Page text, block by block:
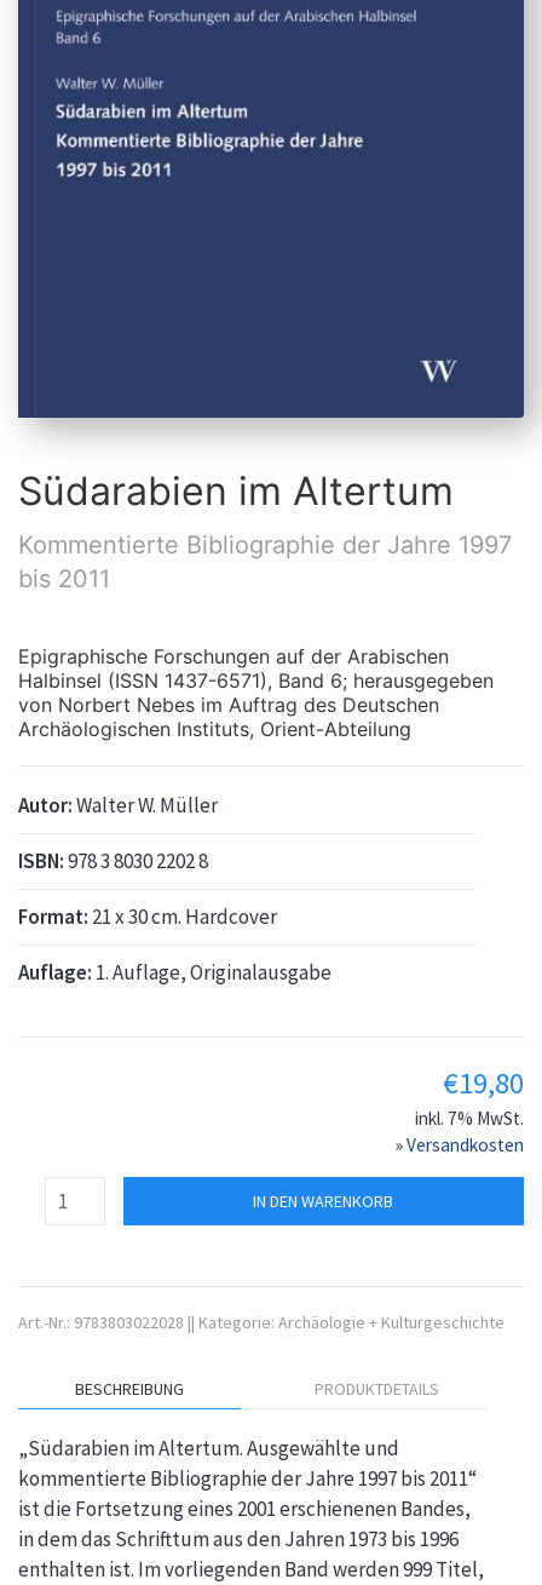
Südarabien im Altertum
Kommentierte Bibliographie der Jahre 1997
bis 2011
Epigraphische Forschungen auf der Arabischen
Halbinsel (ISSN 1437-6571), Band 6; herausgegeben
von Norbert Nebes im Auftrag des Deutschen
Archäologischen Instituts, Orient-Abteilung
Autor:Walter W. Müller
ISBN:978 3 8030 2202 8
Format: 21 x 30 cm. Hardcover
Auflage: 1. Auflage, Originalausgabe
€19,80
inkl. 7% MwSt.
»Versandkosten
IN DEN WARENKORB
Art.-Nr.: 9783803022028 || Kategorie: Archäologie + Kulturgeschichte
BESCHREIBUNG PRODUKTDETAILS
„Südarabien im Altertum. Ausgewählte und
kommentierte Bibliographie der Jahre 1997 bis 2011“
ist die Fortsetzung eines 2001 erschienenen Bandes,
in dem das Schrifttum aus den Jahren 1973 bis 1996
enthalten ist. Im vorliegenden Band werden 999 Titel,